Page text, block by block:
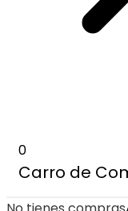
0
Carro de